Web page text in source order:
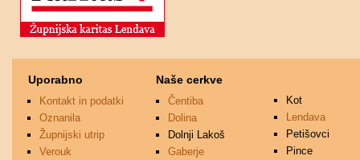
Uporabno
Kontakt in podatki
Oznanila
Župnijski utrip
Verouk
Naše cerkve
Čentiba
Dolina
Dolnji Lakoš
Gaberje
Kot
Lendava
Petišovci
Pince